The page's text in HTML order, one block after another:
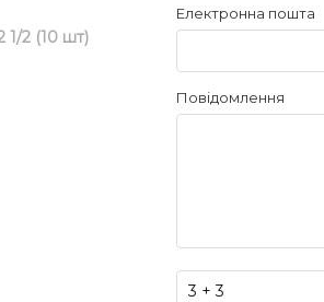
1/2 (10 шт)
Електронна пошта
Повідомлення